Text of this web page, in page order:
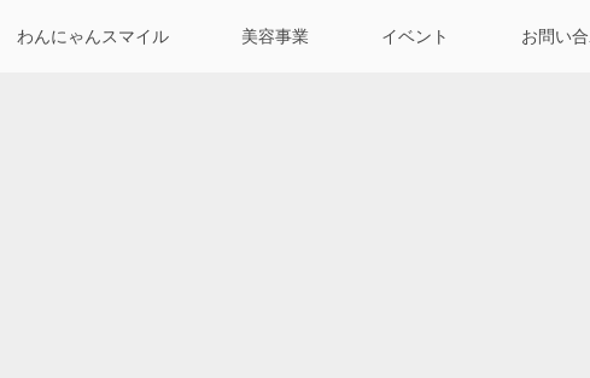
わんにゃんスマイル 美容事業 イベント お問い